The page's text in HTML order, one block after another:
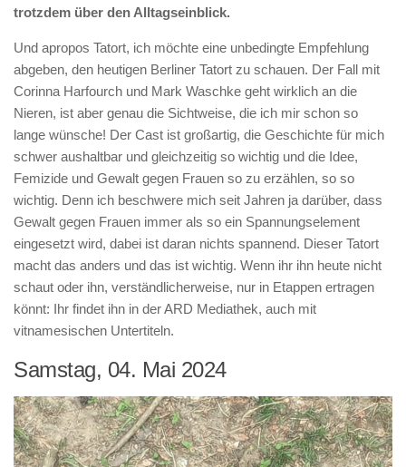
trotzdem über den Alltagseinblick.
Und apropos Tatort, ich möchte eine unbedingte Empfehlung
abgeben, den heutigen Berliner Tatort zu schauen. Der Fall mit
Corinna Harfourch und Mark Waschke geht wirklich an die
Nieren, ist aber genau die Sichtweise, die ich mir schon so
lange wünsche! Der Cast ist großartig, die Geschichte für mich
schwer aushaltbar und gleichzeitig so wichtig und die Idee,
Femizide und Gewalt gegen Frauen so zu erzählen, so so
wichtig. Denn ich beschwere mich seit Jahren ja darüber, dass
Gewalt gegen Frauen immer als so ein Spannungselement
eingesetzt wird, dabei ist daran nichts spannend. Dieser Tatort
macht das anders und das ist wichtig. Wenn ihr ihn heute nicht
schaut oder ihn, verständlicherweise, nur in Etappen ertragen
könnt: Ihr findet ihn in der ARD Mediathek, auch mit
vitnamesischen Untertiteln.
Samstag, 04. Mai 2024